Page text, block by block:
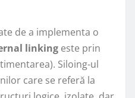
de a implementa o
linking este prin
Siloing-ul
care se referă la